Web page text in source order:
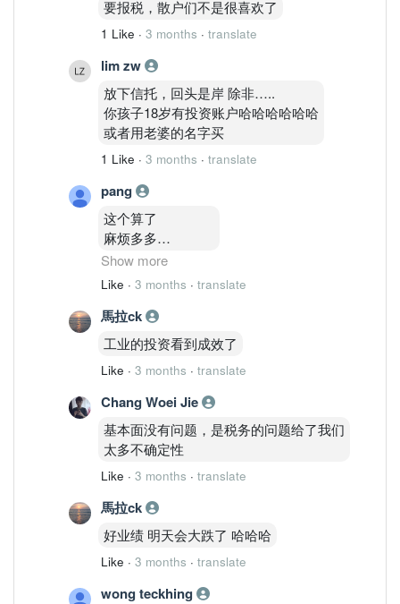
要报税，散户们不是很喜欢了
1 Like · 3 months · translate
lim zw
放下信托，回头是岸 除非…..
你孩子18岁有投资账户哈哈哈哈哈哈
或者用老婆的名字买
1 Like · 3 months · translate
pang
这个算了
麻烦多多
也不知道怎样报税
。。。。
哈哈 不过还是保留
哈哈
Show more
Like · 3 months · translate
馬拉ck
工业的投资看到成效了
Like · 3 months · translate
Chang Woei Jie
基本面没有问题，是税务的问题给了我们
太多不确定性
Like · 3 months · translate
馬拉ck
好业绩 明天会大跌了 哈哈哈
Like · 3 months · translate
wong teckhing